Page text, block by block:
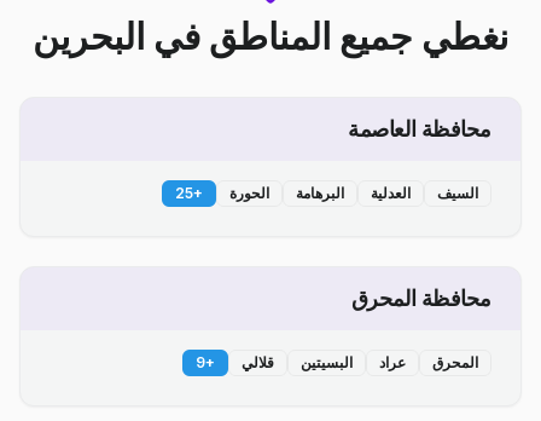
نغطي جميع المناطق في البحرين
محافظة العاصمة
السيف العدلية البرهامة الحورة +
25
محافظة المحرق
المحرق عراد البسيتين قلالي +
9